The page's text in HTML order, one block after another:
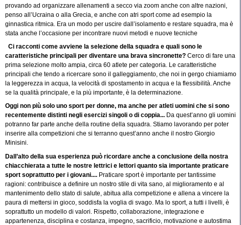
provando ad organizzare allenamenti a secco via zoom anche con altre nazioni,
penso all’Ucraina o alla Grecia, e anche con atri sport come ad esempio la
ginnastica ritmica. Era un modo per uscire dall’isolamento e restare squadra, ma è
stata anche l’occasione per incontrare nuovi metodi e nuove tecniche
Ci racconti come avviene la selezione della squadra e quali sono le
caratteristiche principali per diventare una brava sincronette? Cerco di fare una
prima selezione molto ampia, circa 60 atlete per categoria. Le caratteristiche
principali che tendo a ricercare sono il galleggiamento, che noi in gergo chiamiamo
la leggerezza in acqua, la velocità di spostamento in acqua e la flessibilità. Anche
se la qualità principale, e la più importante, è la determinazione.
Oggi non più solo uno sport per donne, ma anche per atleti uomini che si sono
recentemente distinti negli esercizi singoli o di coppia... Da quest’anno gli uomini
potranno far parte anche della routine della squadra. Stiamo lavorando per poter
inserire alla competizioni che si terranno quest’anno anche il nostro Giorgio
Minisini.
Dall’alto della sua esperienza può ricordare anche a conclusione della nostra
chiacchierata a tutte le nostre lettrici e lettori quanto sia importante praticare
sport soprattutto per i giovani.... Praticare sport è importante per tantissime
ragioni: contribuisce a definire un nostro stile di vita sano, al miglioramento e al
mantenimento dello stato di salute, abitua alla competizione e allena a vincere la
paura di mettersi in gioco, soddisfa la voglia di svago. Ma lo sport, a tutti i livelli, è
soprattutto un modello di valori. Rispetto, collaborazione, integrazione e
appartenenza, disciplina e costanza, impegno, sacrificio, motivazione e autostima